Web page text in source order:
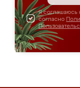
Я соглашаюсь
согласно